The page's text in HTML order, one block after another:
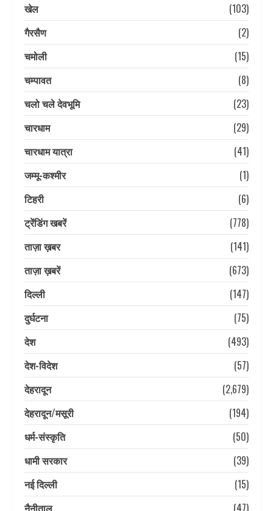
खेल
(103)
गैरसैण
(2)
चमोली
(15)
चम्पावत
(8)
चलो चले देवभूमि
(23)
चारधाम
(29)
चारधाम यात्रा
(41)
जम्मू-कश्मीर
(1)
टिहरी
(6)
ट्रेंडिंग खबरें
(778)
ताज़ा ख़बर
(141)
ताज़ा ख़बरें
(673)
दिल्ली
(147)
दुर्घटना
(75)
देश
(493)
देश-विदेश
(57)
देहरादून
(2,679)
देहरादून/मसूरी
(194)
धर्म-संस्कृति
(50)
धामी सरकार
(39)
नई दिल्ली
(15)
नैनीताल
(47)